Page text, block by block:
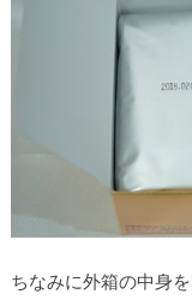
ちなみに外箱の中身